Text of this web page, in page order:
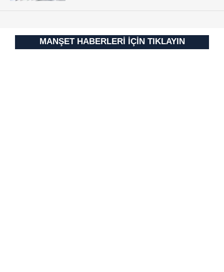
6698 sayılı Kişisel Verilerin Korunması Kanunu uyarınca
MANŞET HABERLERİ İÇİN TIKLAYIN